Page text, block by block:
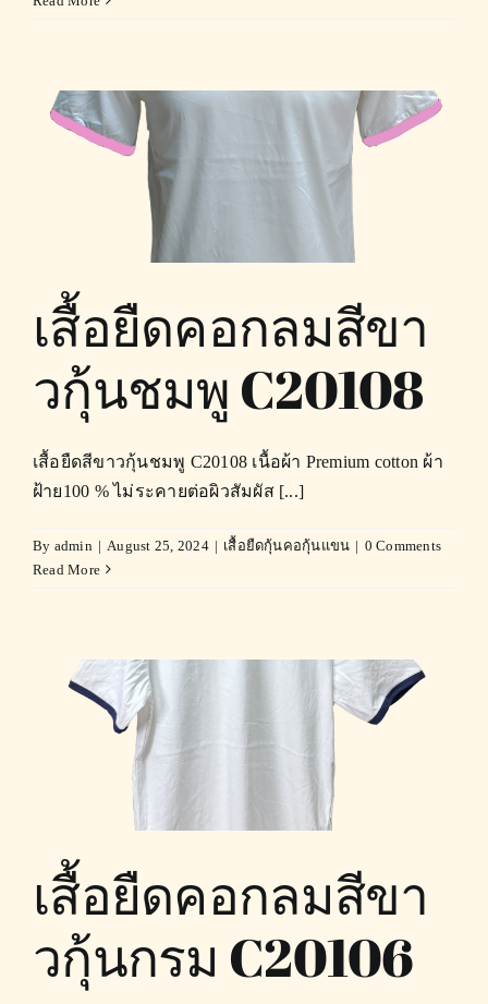
เสื้อยืดคอกลมสีขา
วกุ้นชมพู C20108
เสื้อยืดสีขาวกุ้นชมพู C20108 เนื้อผ้า Premium cotton ผ้า
ฝ้าย100 % ไม่ระคายต่อผิวสัมผัส [...]
By admin | August 25, 2024 | เสื้อยืดกุ้นคอกุ้นแขน | 0 Comments
Read More
เสื้อยืดคอกลมสีขา
วกุ้นกรม C20106